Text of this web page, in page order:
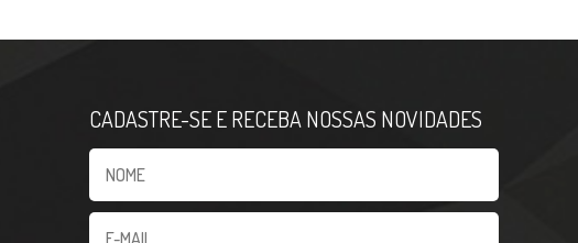
CADASTRE-SE E RECEBA NOSSAS NOVIDADES